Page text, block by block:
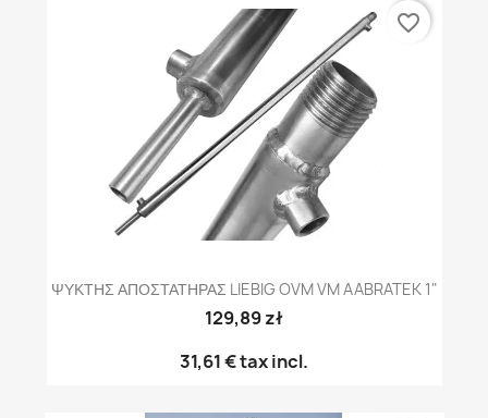
ΨΥΚΤΗΣ ΑΠΟΣΤΑΤΗΡΑΣ LIEBIG OVM VM AABRATEK 1"
129,89 zł
31,61 €tax incl.
favorite_border